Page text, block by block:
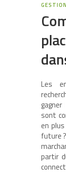
Les
sont
en
future
partir